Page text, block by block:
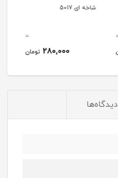
شاخه ای 5017
280,000 تومان
دیدگاه‌ها